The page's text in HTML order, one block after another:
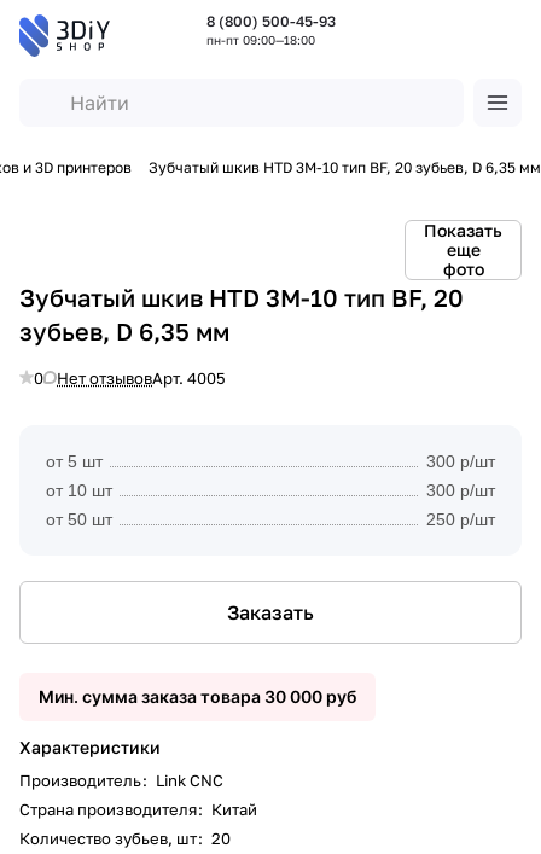
8 (800) 500-45-93
пн-пт 09:00—18:00
и 3D принтеров Зубчатый шкив HTD 3M-10 тип BF, 20 зубьев, D 6,35 мм
Показать
еще
фото
Зубчатый шкив HTD 3M-10 тип BF, 20
зубьев, D 6,35 мм
0 Нет отзывовАрт. 4005
от 5 шт
300 р/шт
от 10 шт
300 р/шт
от 50 шт
250 р/шт
Заказать
Мин. сумма заказа товара 30 000 руб
Характеристики
Производитель: Link CNC
Страна производителя: Китай
Количество зубьев, шт: 20